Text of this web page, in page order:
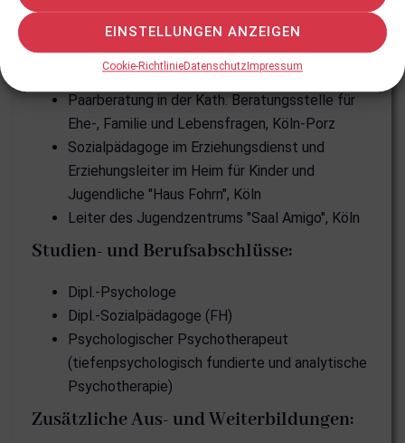
EINSTELLUNGEN ANZEIGEN
Cookie-RichtlinieDatenschutz Impressum
Zartbitter Köln e.V.
Psychologe an Kliniken für Psychiatrie und
Psychotherapie
Paarberatung in der Kath. Beratungsstelle für
Ehe-, Familie und Lebensfragen, Köln-Porz
Sozialpädagoge im Erziehungsdienst und
Erziehungsleiter im Heim für Kinder und
Jugendliche "Haus Fohrn", Köln
Leiter des Jugendzentrums "Saal Amigo", Köln
Studien- und Berufsabschlüsse:
Dipl.-Psychologe
Dipl.-Sozialpädagoge (FH)
Psychologischer Psychotherapeut
(tiefenpsychologisch fundierte und analytische
Psychotherapie)
Zusätzliche Aus- und Weiterbildungen: